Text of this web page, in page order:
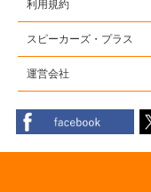
利用規約
スピーカーズ・プラス
運営会社